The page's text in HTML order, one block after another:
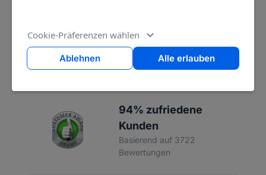
Cookie-Präferenzen wählen
Ablehnen Alle erlauben
leben. Dreifach verbesserte Recruiting
Experience !!!
94% zufriedene
Kunden
Basierend auf 3722
Bewertungen